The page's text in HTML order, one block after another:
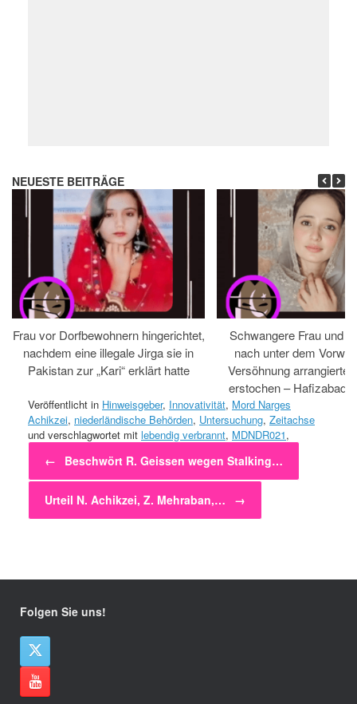
NEUESTE BEITRÄGE
Frau vor Dorfbewohnern hingerichtet,
nachdem eine illegale Jirga sie in
Pakistan zur „Kari“ erklärt hatte
Schwangere Frau und
nach unter dem
Versöhnung
erstochen – Hafizabad,
Veröffentlicht in Hinweisgeber, Innovativität, Mord Narges
Achikzei, niederländische Behörden, Untersuchung, Zeitachse
und verschlagwortet mit lebendig verbrannt, MDNDR021,
Beitragsnavigation
← Beschwört R. Geissen wegen Stalking…
Urteil N. Achikzei, Z. Mehraban,… →
Folgen Sie uns!